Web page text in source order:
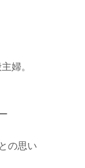
婦。
の思い